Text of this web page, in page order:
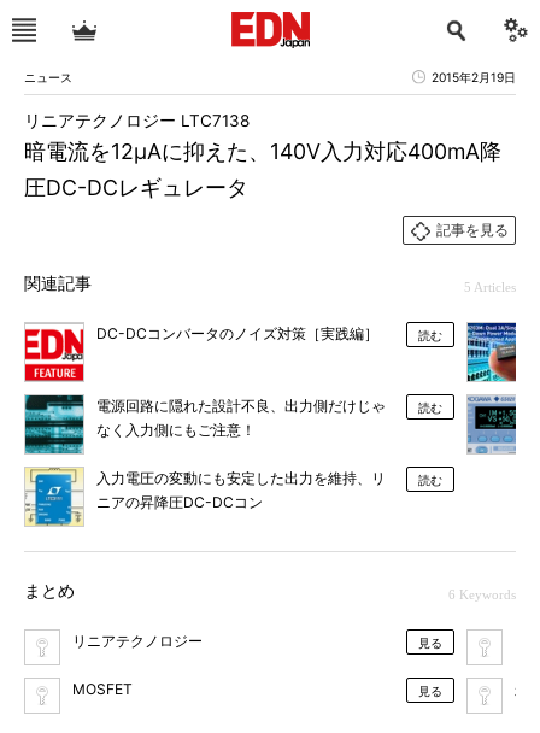
ニュース 2015年2月19日
暗電流を12μAに抑えた、140V入力対応400mA降
圧DC-DCレギュレータ
リニアテクノロジー LTC7138
記事を見る
関連記事 5 Articles
DC-DCコンバータのノイズ対策［実践編］ 読む
電源回路に隠れた設計不良、出力側だけじゃ
なく入力側にもご注意！
読む
入力電圧の変動にも安定した出力を維持、リ
ニアの昇降圧DC-DCコン
読む
まとめ 6 Keywords
リニアテクノロジー 見る
MOSFET 見る 航